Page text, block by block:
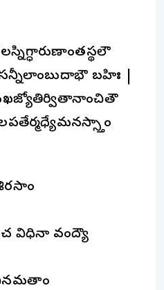
బహిః |
విధినా వంద్యౌ